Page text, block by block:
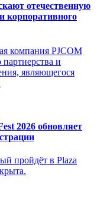
отечественную
корпоративного
компания PJCOM
партнерства и
являющегося
2026 обновляет
пройдёт в Plaza